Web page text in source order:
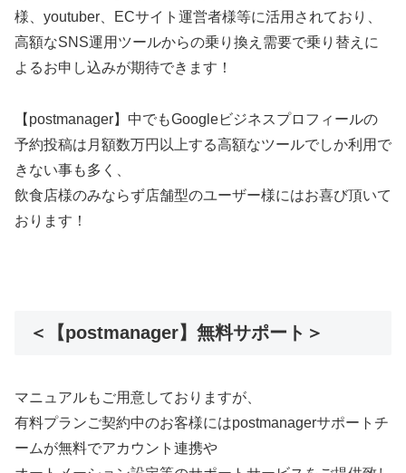
様、youtuber、ECサイト運営者様等に活用されており、
高額なSNS運用ツールからの乗り換え需要で乗り替えに
よるお申し込みが期待できます！
【postmanager】中でもGoogleビジネスプロフィールの
予約投稿は月額数万円以上する高額なツールでしか利用で
きない事も多く、
飲食店様のみならず店舗型のユーザー様にはお喜び頂いて
おります！
＜【postmanager】無料サポート＞
マニュアルもご用意しておりますが、
有料プランご契約中のお客様にはpostmanagerサポートチ
ームが無料でアカウント連携や